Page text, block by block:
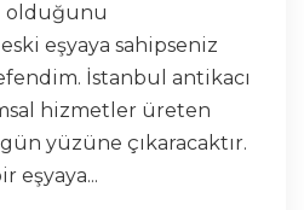
olduğunu
eşyaya sahipseniz
İstanbul antikacı
hizmetler üreten
yüzüne çıkaracaktır.
eşyaya...